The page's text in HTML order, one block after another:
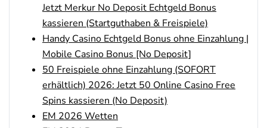
Jetzt Merkur No Deposit Echtgeld Bonus
kassieren (Startguthaben & Freispiele)
Handy Casino Echtgeld Bonus ohne Einzahlung |
Mobile Casino Bonus [No Deposit]
50 Freispiele ohne Einzahlung (SOFORT
erhältlich) 2026: Jetzt 50 Online Casino Free
Spins kassieren (No Deposit)
EM 2026 Wetten